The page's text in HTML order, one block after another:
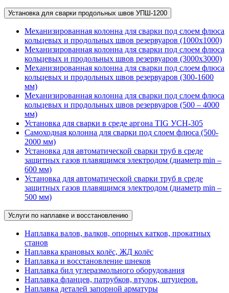
Установка для сварки продольных швов УПШ-1200
Механизированная колонна для сварки под слоем флюса
кольцевых и продольных швов резервуаров (1000х1000)
Механизированная колонна для сварки под слоем флюса
кольцевых и продольных швов резервуаров (3000х3000)
Механизированная колонна для сварки под слоем флюса
кольцевых и продольных швов резервуаров (300-1600
мм)
Механизированная колонна для сварки под слоем флюса
кольцевых и продольных швов резервуаров (500 – 4000
мм)
Установка для сварки в среде аргона TIG УСН-305
Самоходная колонна для сварки под слоем флюса (500-
2000 мм)
Установка для автоматической сварки труб в среде
защитных газов плавящимся электродом (диаметр min –
600 мм)
Установка для автоматической сварки труб в среде
защитных газов плавящимся электродом (диаметр min –
500 мм)
Услуги по наплавке и восстановлению
Наплавка валов, валков, опорных катков, прокатных
станов
Наплавка крановых колёс, ЖД колёс
Наплавка и восстановление шнеков
Наплавка бил углеразмольного оборудования
Наплавка фланцев, патрубков, втулок, штуцеров.
Наплавка деталей запорной арматуры